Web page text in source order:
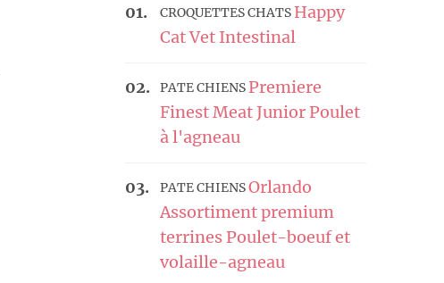
CROQUETTES CHATS Happy
Cat Vet Intestinal
PATE CHIENS Premiere
Finest Meat Junior Poulet
à l'agneau
PATE CHIENSOrlando
Assortiment premium
terrines Poulet-boeuf et
volaille-agneau